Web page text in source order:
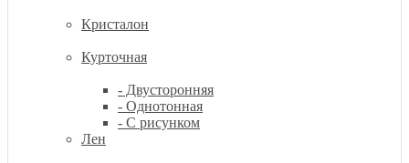
Кристалон
Курточная
- Двусторонняя
- Однотонная
- С рисунком
Лен